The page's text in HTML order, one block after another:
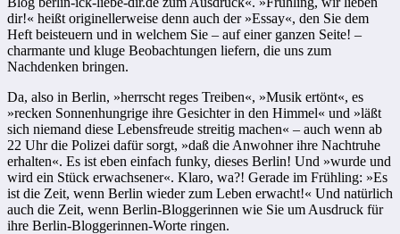
dir!« heißt originellerweise denn auch der »Essay«, den Sie dem
Heft beisteuern und in welchem Sie – auf einer ganzen Seite! –
charmante und kluge Beobachtungen liefern, die uns zum
Nachdenken bringen.
Da, also in Berlin, »herrscht reges Treiben«, »Musik ertönt«, es
»recken Sonnenhungrige ihre Gesichter in den Himmel« und »läßt
sich niemand diese Lebensfreude streitig machen« – auch wenn ab
22 Uhr die Polizei dafür sorgt, »daß die Anwohner ihre Nachtruhe
erhalten«. Es ist eben einfach funky, dieses Berlin! Und »wurde und
wird ein Stück erwachsener«. Klaro, wa?! Gerade im Frühling: »Es
ist die Zeit, wenn Berlin wieder zum Leben erwacht!« Und natürlich
auch die Zeit, wenn Berlin-Bloggerinnen wie Sie um Ausdruck für
ihre Berlin-Bloggerinnen-Worte ringen.